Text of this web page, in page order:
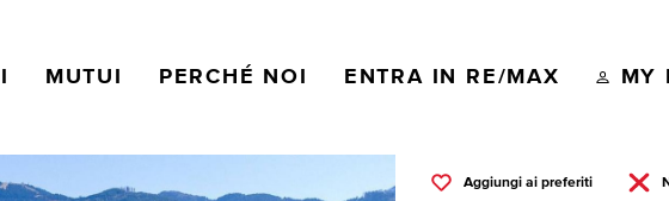
MUTUI PERCHÉ NOI ENTRA IN RE/MAX MY
Aggiungi ai preferiti